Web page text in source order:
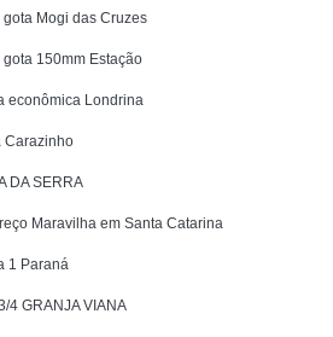
Mogi das Cruzes
150mm Estação
econômica Londrina
Carazinho
DA SERRA
Maravilha em Santa Catarina
1 Paraná
4 GRANJA VIANA